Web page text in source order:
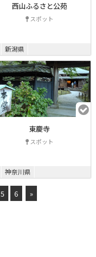
西山ふるさと公苑
スポット
新潟県
東慶寺
スポット
神奈川県
5 6 »